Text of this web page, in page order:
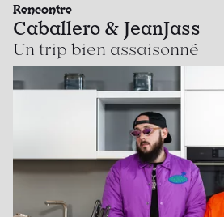
Rencontre
Caballero & JeanJass
Un trip bien assaisonné